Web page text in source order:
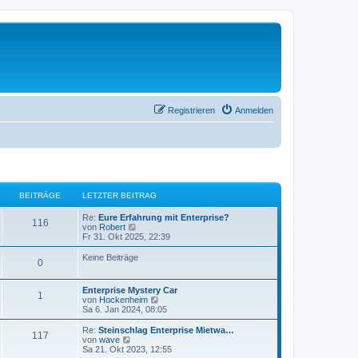
Anmelden
Registrieren
BEITRÄGE LETZTER BEITRAG
116 Re: Eure Erfahrung mit Enterprise?
von Robert
e
u
e
e
r
B
e
i
t
a
Fr 31. Okt 2025, 22:39
0 Keine Beiträge
1
Enterprise Mystery Car
von Hockenheim
e
u
e
t
Sa 6. Jan 2024, 08:05
117 Re: Steinschlag Enterprise Mietwa…
von wave
e
Sa 21. Okt 2023, 12:55